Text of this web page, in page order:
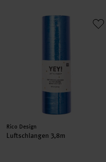
Luftschlangen 3,8m
Hersteller:
Rico Design
Luftschlangen 3,8m